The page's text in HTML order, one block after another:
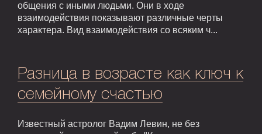
общения с иными людьми. Они в ходе
взаимодействия показывают различные черты
характера. Вид взаимодействия со всяким ч...
Разница в возрасте как ключ к
семейному счастью
Известный астролог Вадим Левин, не без